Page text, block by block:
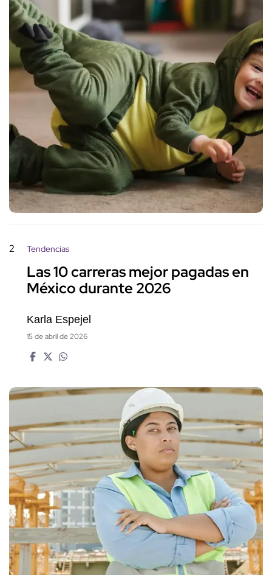
2 Tendencias
Las 10 carreras mejor pagadas en
México durante 2026
Karla Espejel
15 de abril de 2026